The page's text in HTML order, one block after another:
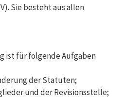
Sie besteht aus allen
ist für folgende Aufgaben
der Statuten;
und der Revisionsstelle;